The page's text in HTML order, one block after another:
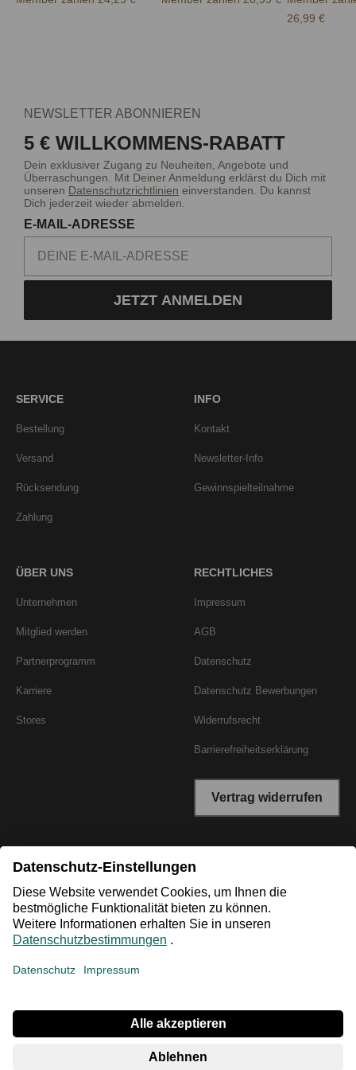
26,99 €
NEWSLETTER ABONNIEREN
5 € WILLKOMMENS-RABATT
Dein exklusiver Zugang zu Neuheiten, Angebote und
Überraschungen. Mit Deiner Anmeldung erklärst du Dich mit
unseren Datenschutzrichtlinien einverstanden. Du kannst
Dich jederzeit wieder abmelden.
E-MAIL-ADRESSE
JETZT ANMELDEN
SERVICE
Bestellung
Versand
Rücksendung
Zahlung
INFO
Kontakt
Newsletter-Info
Gewinnspielteilnahme
ÜBER UNS
Unternehmen
Mitglied werden
Partnerprogramm
Karriere
Stores
RECHTLICHES
Impressum
AGB
Datenschutz
Datenschutz Bewerbungen
Widerrufsrecht
Barrierefreiheitserklärung
Vertrag widerrufen
*Niedrigster Gesamtpreis der letzten 30 Tage vor der